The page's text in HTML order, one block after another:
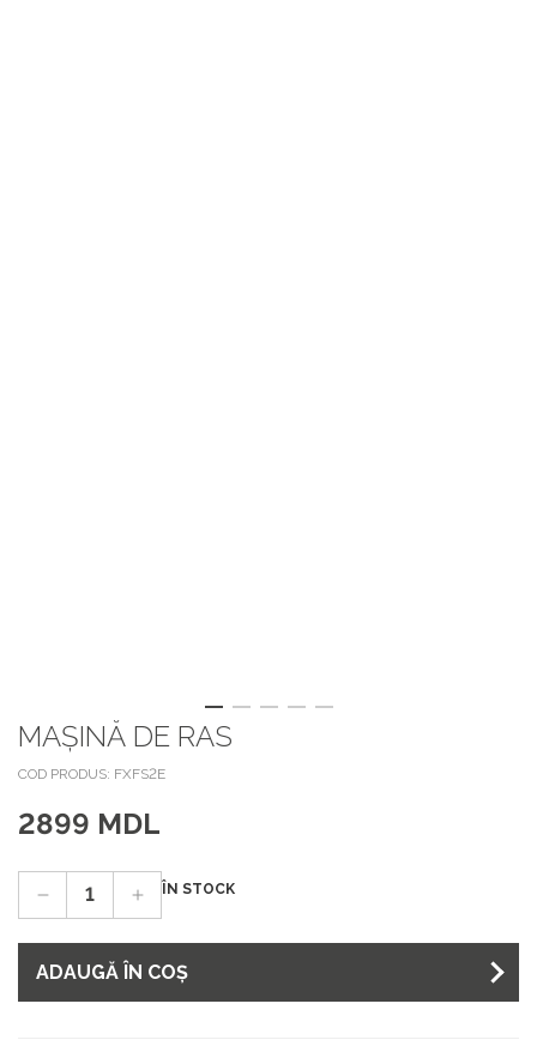
MAȘINĂ DE RAS
COD PRODUS: FXFS2E
2899 MDL
ÎN STOCK
ADAUGĂ ÎN COȘ